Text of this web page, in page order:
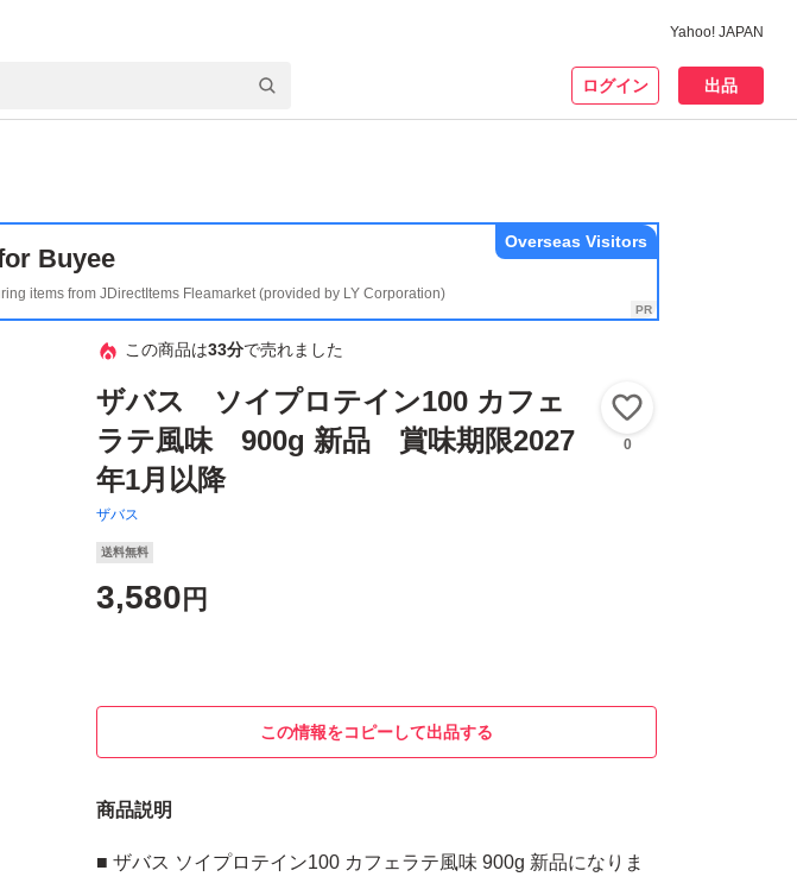
Yahoo! JAPAN
ログイン 出品
Buyee
items from JDirectItems Fleamarket (provided by LY Corporation)
Overseas Visitors
この商品は33分で売れました
ザバス ソイプロテイン100 カフェ
ラテ風味 900g 新品 賞味期限2027
年1月以降
ザバス
0
送料無料
3,580 円
この情報をコピーして出品する
商品説明
■ ザバス ソイプロテイン100 カフェラテ風味 900g 新品になりま